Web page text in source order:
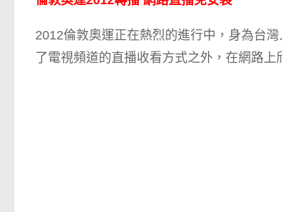
2012倫敦奧運正在熱烈的進行中，身為台
了電視頻道的直播收看方式之外，在網路